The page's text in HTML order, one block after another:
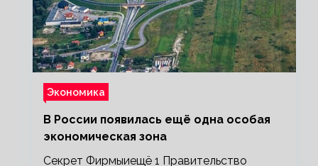
Экономика
В России появилась ещё одна особая
экономическая зона
Секрет Фирмыиещё 1 Правительство